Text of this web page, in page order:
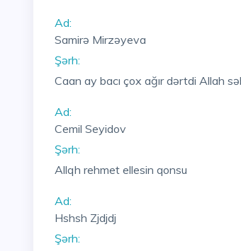
Ad:
Samirə Mirzəyeva
Şərh:
Caan ay bacı çox ağır dərtdi Allah
Ad:
Cemil Seyidov
Şərh:
Allqh rehmet ellesin qonsu
Ad:
Hshsh Zjdjdj
Şərh: